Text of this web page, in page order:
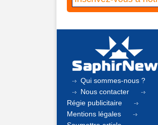
Qui sommes-nous ?
Nous contacter
Régie publicitaire
Mentions légales